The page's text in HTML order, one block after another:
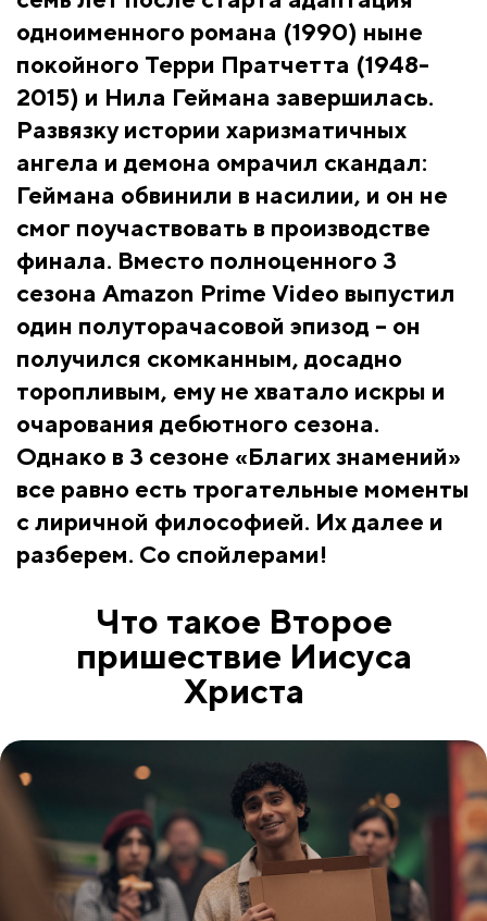
одноименного романа (1990) ныне
покойного Терри Пратчетта (1948-
2015) и Нила Геймана завершилась.
Развязку истории харизматичных
ангела и демона омрачил скандал:
Геймана обвинили в насилии, и он не
смог поучаствовать в производстве
финала. Вместо полноценного 3
сезона Amazon Prime Video выпустил
один полуторачасовой эпизод – он
получился скомканным, досадно
торопливым, ему не хватало искры и
очарования дебютного сезона.
Однако в 3 сезоне «Благих знамений»
все равно есть трогательные моменты
с лиричной философией. Их далее и
разберем. Со спойлерами!
Что такое Второе
пришествие Иисуса
Христа